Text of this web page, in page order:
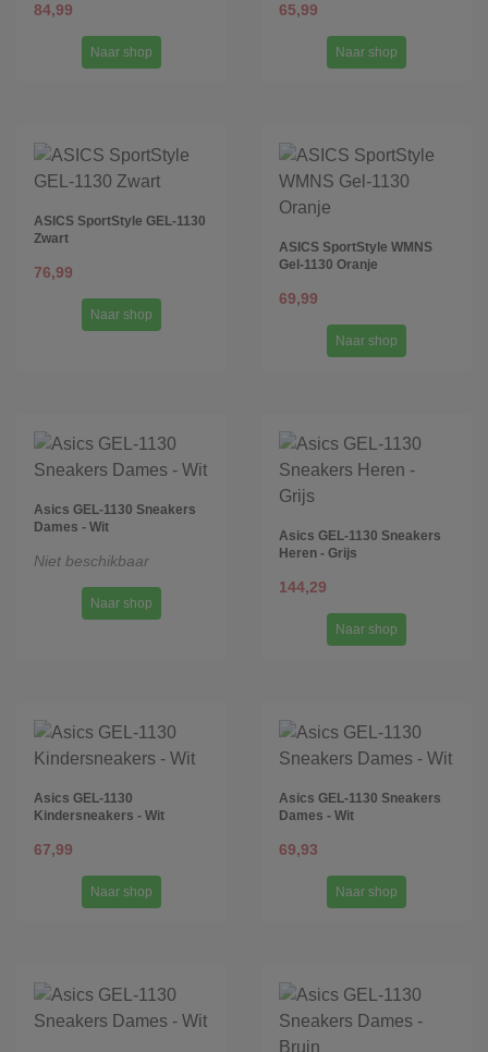
84,99
Naar shop
65,99
Naar shop
ASICS SportStyle GEL-1130
Zwart
76,99
Naar shop
ASICS SportStyle WMNS
Gel-1130 Oranje
69,99
Naar shop
Asics GEL-1130 Sneakers
Dames - Wit
Niet beschikbaar
Naar shop
Asics GEL-1130 Sneakers
Heren - Grijs
144,29
Naar shop
Asics GEL-1130
Kindersneakers - Wit
67,99
Naar shop
Asics GEL-1130 Sneakers
Dames - Wit
69,93
Naar shop